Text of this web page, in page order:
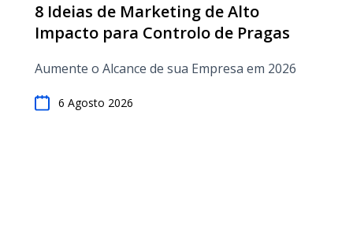
8 Ideias de Marketing de Alto
Impacto para Controlo de Pragas
Aumente o Alcance de sua Empresa em 2026
6 Agosto 2026